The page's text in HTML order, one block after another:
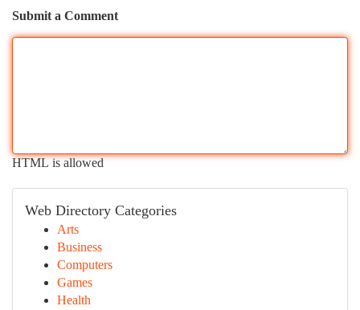
Submit a Comment
HTML is allowed
Web Directory Categories
Arts
Business
Computers
Games
Health